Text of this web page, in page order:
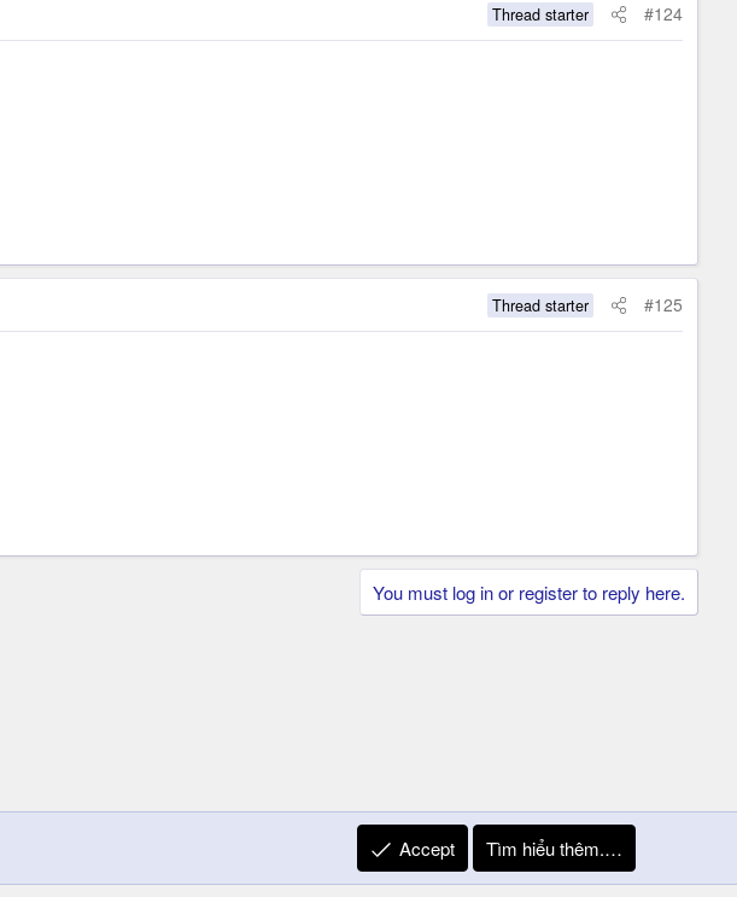
Thread starter #124
Thread starter #125
You must log in or register to reply here.
Quy định và Nội quy Privacy Policy Trợ giúp
S
Accept Tìm hiểu thêm.…